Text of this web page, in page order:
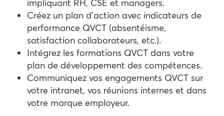
impliquant RH, CSE et managers.
Créez un plan d’action avec indicateurs de
performance QVCT (absentéisme,
satisfaction collaborateurs, etc.).
Intégrez les formations QVCT dans votre
plan de développement des compétences.
Communiquez vos engagements QVCT sur
votre intranet, vos réunions internes et dans
votre marque employeur.